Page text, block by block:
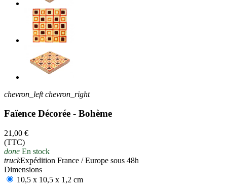
chevron_left chevron_right
Faïence Décorée - Bohème
21,00 €
(TTC)
done En stock
truckExpédition France / Europe sous 48h
Dimensions
10,5 x 10,5 x 1,2 cm